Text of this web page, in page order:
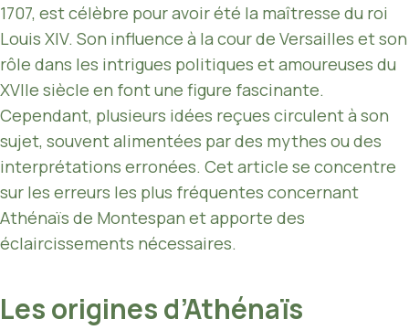
1707, est célèbre pour avoir été la maîtresse du roi
Louis XIV. Son influence à la cour de Versailles et son
rôle dans les intrigues politiques et amoureuses du
XVIIe siècle en font une figure fascinante.
Cependant, plusieurs idées reçues circulent à son
sujet, souvent alimentées par des mythes ou des
interprétations erronées. Cet article se concentre
sur les erreurs les plus fréquentes concernant
Athénaïs de Montespan et apporte des
éclaircissements nécessaires.
Les origines d’Athénaïs